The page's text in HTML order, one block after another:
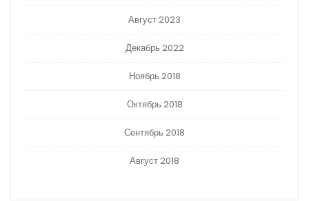
Август 2023
Декабрь 2022
Ноябрь 2018
Октябрь 2018
Сентябрь 2018
Август 2018